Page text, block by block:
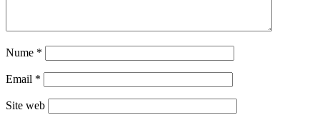
Nume *
Email *
Site web